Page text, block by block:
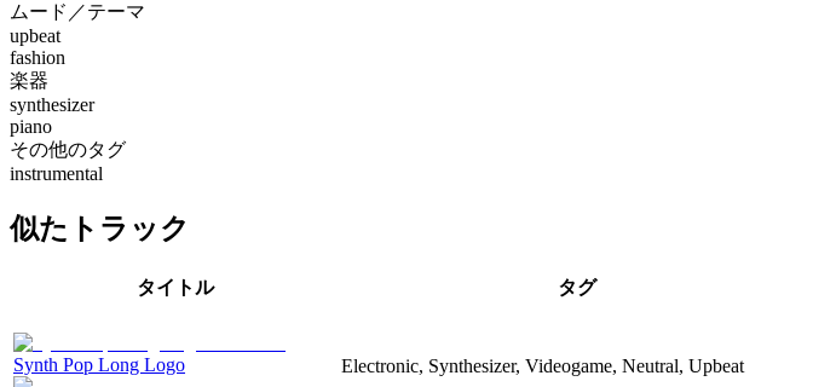
ムード／テーマ
upbeat
fashion
楽器
synthesizer
piano
その他のタグ
instrumental
似たトラック
タイトル タグ
Synth Pop Long Logo Electronic, Synthesizer, Videogame, Neutral, Upbeat